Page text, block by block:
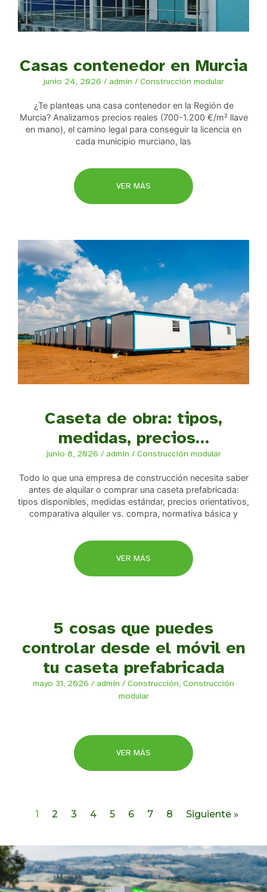
Casas contenedor en Murcia
junio 24, 2026 / admin / Construcción modular
¿Te planteas una casa contenedor en la Región de
Murcia? Analizamos precios reales (700-1.200 €/m² llave
en mano), el camino legal para conseguir la licencia en
cada municipio murciano, las
VER MÁS
Caseta de obra: tipos,
medidas, precios…
junio 8, 2026 / admin / Construcción modular
Todo lo que una empresa de construcción necesita saber
antes de alquilar o comprar una caseta prefabricada:
tipos disponibles, medidas estándar, precios orientativos,
comparativa alquiler vs. compra, normativa básica y
VER MÁS
5 cosas que puedes
controlar desde el móvil en
tu caseta prefabricada
mayo 31, 2026 / admin / Construcción Construcción
modular
VER MÁS
1 2 3 4 5 6 7 8 Siguiente »